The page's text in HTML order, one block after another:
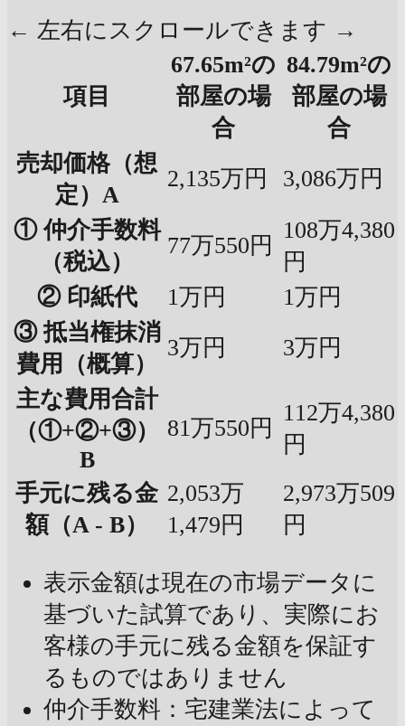
← 左右にスクロールできます →
項目
67.65m²の
部屋の場
合
84.79m²の
部屋の場
合
売却価格（想
定）A
2,135万円
3,086万円
① 仲介手数料
（税込）
77万550円
108万4,380
円
② 印紙代
1万円
1万円
③ 抵当権抹消
費用（概算）
3万円
3万円
主な費用合計
（①+②+③）
B
81万550円
112万4,380
円
手元に残る金
額（A - B）
2,053万
1,479円
2,973万509
円
表示金額は現在の市場データに
基づいた試算であり、実際にお
客様の手元に残る金額を保証す
るものではありません
仲介手数料：宅建業法によって